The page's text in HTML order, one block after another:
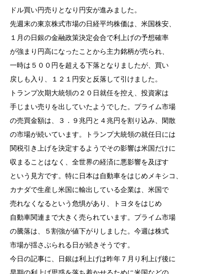
ドル買い円売りとなり円安が進みました。
先週末の東京株式市場の日経平均株価は、米国株安、
１月の日銀の金融政策決定会合で利上げの予想確率
が強まり円高になったことから主力銘柄が売られ、
一時は５００円を超える下落となりましたが、買い
戻しも入り、１２１円安と反落して引けました。
トランプ次期大統領の２０日就任を控え、投資家は
手じまい売りを出していたようでした。プライム市場
の売買金額は、３．９兆円と４兆円を割り込み、閑散
の市場が続いています。トランプ大統領の就任日には
関税引き上げを決定するようでその影響は米国だけに
収まることはなく、全世界の経済に悪影響を及ぼす
という見方です。特に日本は自動車をはじめメキシコ、
カナダで生産し米国に輸出している企業は、米国で
売れなくなるという危惧があり、トヨタをはじめ
自動車関連まで大きく売られています。プライム市場
の騰落は、５割強が値下がりしました。今週は株式
市場が揺さぶられる日が続きそうです。
今日の記事に、日銀は利上げは昨年７月り利上げ後に